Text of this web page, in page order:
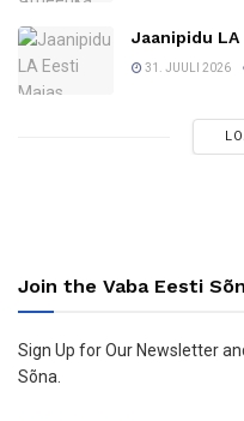
Jaanipidu LA
31. JUULI 2026
Join the Vaba Eesti
Sign Up for Our Newsletter
Sõna.